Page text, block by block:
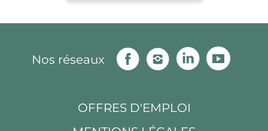
Nos réseaux
FacebookInstagramLinkedin
OFFRES D'EMPLOI